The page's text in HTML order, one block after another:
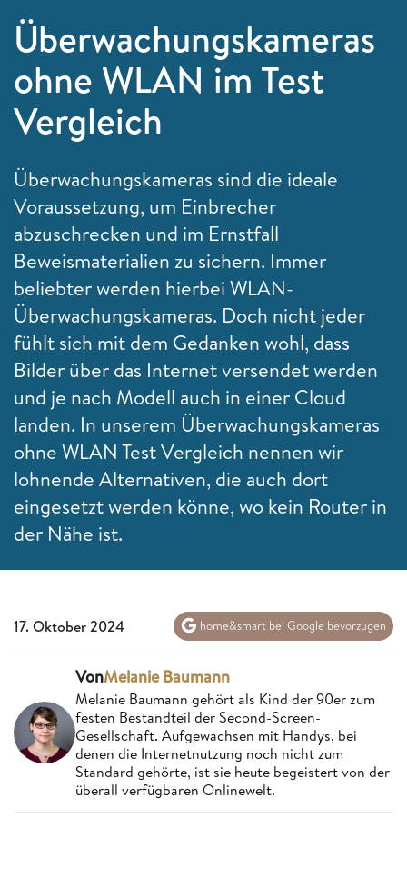
Überwachungskameras
ohne WLAN im Test
Vergleich
Überwachungskameras sind die ideale
Voraussetzung, um Einbrecher
abzuschrecken und im Ernstfall
Beweismaterialien zu sichern. Immer
beliebter werden hierbei WLAN-
Überwachungskameras. Doch nicht jeder
fühlt sich mit dem Gedanken wohl, dass
Bilder über das Internet versendet werden
und je nach Modell auch in einer Cloud
landen. In unserem Überwachungskameras
ohne WLAN Test Vergleich nennen wir
lohnende Alternativen, die auch dort
eingesetzt werden könne, wo kein Router in
der Nähe ist.
17. Oktober 2024 home&smart bei Google bevorzugen
VonMelanie Baumann
Melanie Baumann gehört als Kind der 90er zum
festen Bestandteil der Second-Screen-
Gesellschaft. Aufgewachsen mit Handys, bei
denen die Internetnutzung noch nicht zum
Standard gehörte, ist sie heute begeistert von der
überall verfügbaren Onlinewelt.